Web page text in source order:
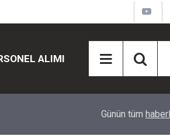
ALIMI
Eğiti Bir Sen'den
Günün tüm